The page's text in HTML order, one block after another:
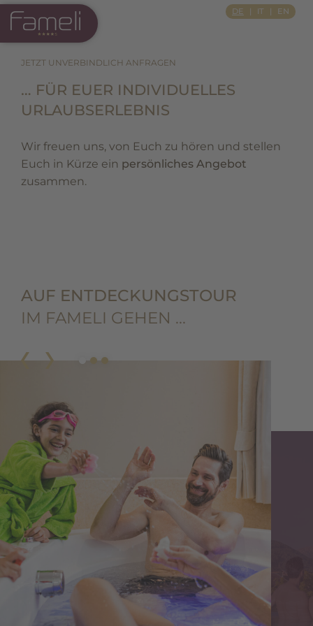
DE IT EN
JETZT UNVERBINDLICH ANFRAGEN
… FÜR EUER INDIVIDUELLES
URLAUBSERLEBNIS
Wir freuen uns, von Euch zu hören und stellen
Euch in Kürze ein persönliches Angebot
zusammen.
AUF ENTDECKUNGSTOUR
IM FAMELI GEHEN …
Si Apre In Una Nuova Scheda